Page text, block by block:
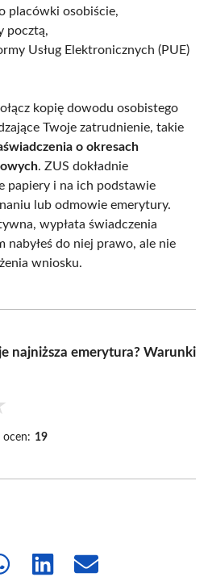
placówki osobiście,
pocztą,
Usług Elektronicznych (PUE)
kopię dowodu osobistego
Twoje zatrudnienie, takie
o okresach
. ZUS dokładnie
papiery i na ich podstawie
lub odmowie emerytury.
wypłata świadczenia
nabyłeś do niej prawo, ale nie
wniosku.
najniższa emerytura? Warunki
ocen: 19
Share
Share